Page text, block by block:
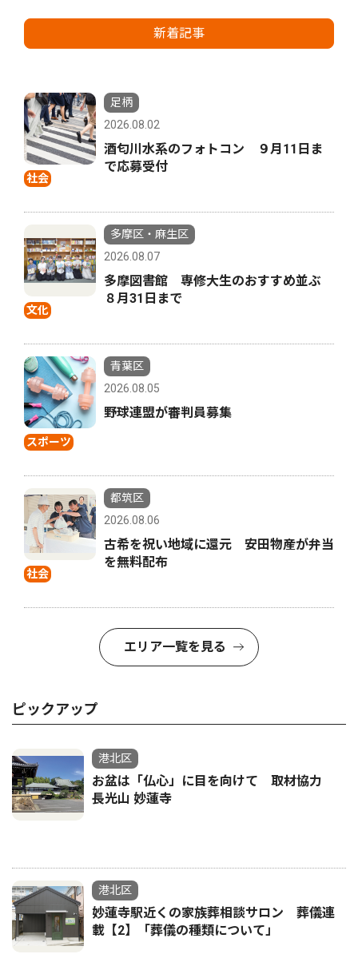
新着記事
社会
足柄
2026.08.02
酒匂川水系のフォトコン ９月11日ま
で応募受付
文化
多摩区・麻生区
2026.08.07
多摩図書館 専修大生のおすすめ並ぶ
８月31日まで
スポーツ
青葉区
2026.08.05
野球連盟が審判員募集
社会
都筑区
2026.08.06
古希を祝い地域に還元 安田物産が弁当
を無料配布
エリア一覧を見る
ピックアップ
港北区
お盆は「仏心」に目を向けて 取材協力
長光山 妙蓮寺
港北区
妙蓮寺駅近くの家族葬相談サロン 葬儀連
載【2】「葬儀の種類について」